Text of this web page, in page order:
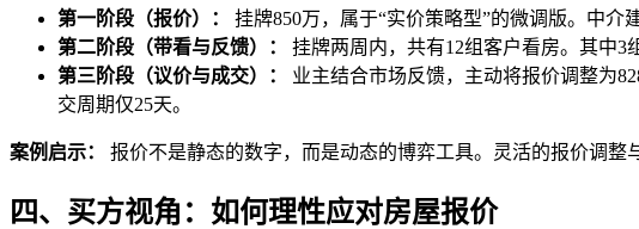
第一阶段（报价）：
挂牌850万，属于“实价策略型”的微调版。中介
第二阶段（带看与反馈）：
挂牌两周内，共有12组客户看房。其中3
第三阶段（议价与成交）：
业主结合市场反馈，主动将报价调整为
交周期仅25天。
案例启示： 报价不是静态的数字，而是动态的博弈工具。灵活的报价调整
四、买方视角：如何理性应对房屋报价